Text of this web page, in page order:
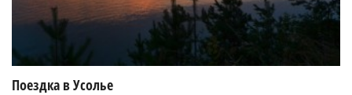
Поездка в Усолье